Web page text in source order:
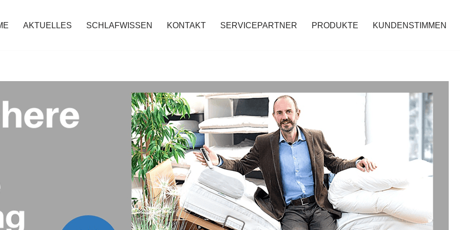
AKTUELLES SCHLAFWISSEN KONTAKT SERVICEPARTNER PRODUKTE KUNDENSTIMMEN